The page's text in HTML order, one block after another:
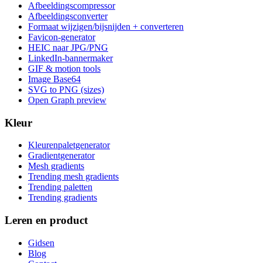
Afbeeldingscompressor
Afbeeldingsconverter
Formaat wijzigen/bijsnijden + converteren
Favicon-generator
HEIC naar JPG/PNG
LinkedIn-bannermaker
GIF & motion tools
Image Base64
SVG to PNG (sizes)
Open Graph preview
Kleur
Kleurenpaletgenerator
Gradientgenerator
Mesh gradients
Trending mesh gradients
Trending paletten
Trending gradients
Leren en product
Gidsen
Blog